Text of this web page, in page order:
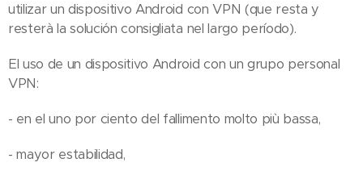
utilizar un dispositivo Android con VPN (que resta y
resterà la solución consigliata nel largo período).
El uso de un dispositivo Android con un grupo personal
VPN:
- en el uno por ciento del fallimento molto più bassa,
- mayor estabilidad,